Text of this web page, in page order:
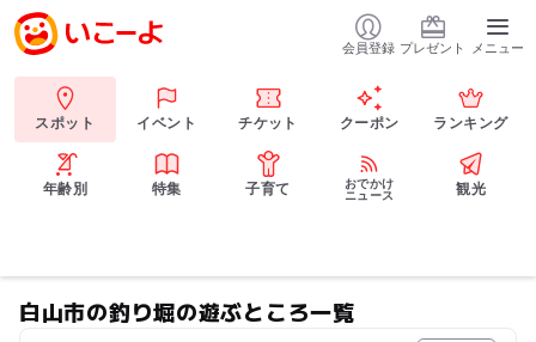
会員登録 プレゼント メニュー
スポット イベント チケット クーポン ランキング
年齢別 特集 子育て
おでかけ
ニュース
観光
白山市の釣り堀の遊ぶところ一覧